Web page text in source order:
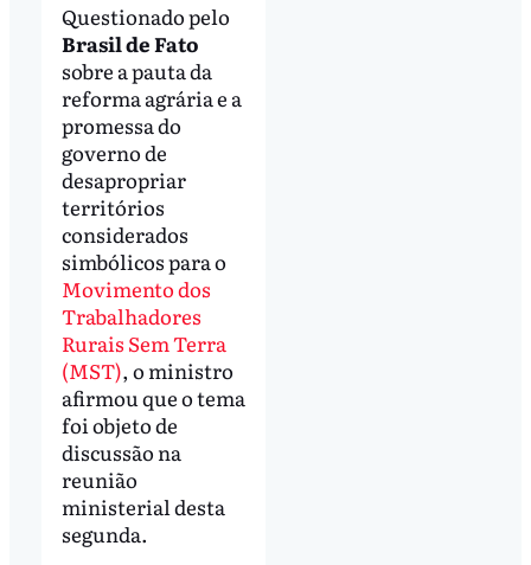
Questionado pelo
Brasil de Fato
sobre a pauta da
reforma agrária e a
promessa do
governo de
desapropriar
territórios
considerados
simbólicos para o
Movimento dos
Trabalhadores
Rurais Sem Terra
(MST), o ministro
afirmou que o tema
foi objeto de
discussão na
reunião
ministerial desta
segunda.